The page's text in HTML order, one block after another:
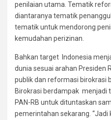
penilaian utama. Tematik
diantaranya tematik
tematik untuk mendorong
kemudahan perizinan.
Bahkan target Indonesia
dunia sesuai arahan Presiden
publik dan reformasi birokrasi
Birokrasi berdampak menjadi
PAN-RB untuk dituntaskan
pemerintahan sekarang.